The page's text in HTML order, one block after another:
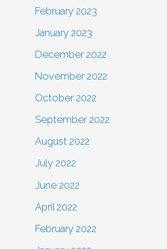
February 2023
January 2023
December 2022
November 2022
October 2022
September 2022
August 2022
July 2022
June 2022
April 2022
February 2022